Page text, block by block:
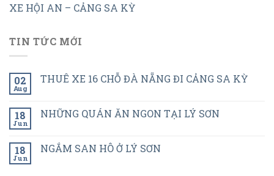
XE HỘI AN – CẢNG SA KỲ
TIN TỨC MỚI
02
Aug
THUÊ XE 16 CHỖ ĐÀ NẴNG ĐI CẢNG SA KỲ
18
Jun
NHỮNG QUÁN ĂN NGON TẠI LÝ SƠN
18
Jun
NGẮM SAN HÔ Ở LÝ SƠN